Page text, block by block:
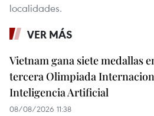
localidades.
VER MÁS
Vietnam gana siete medallas
tercera Olimpiada
Inteligencia Artificial
08/08/2026 11:38